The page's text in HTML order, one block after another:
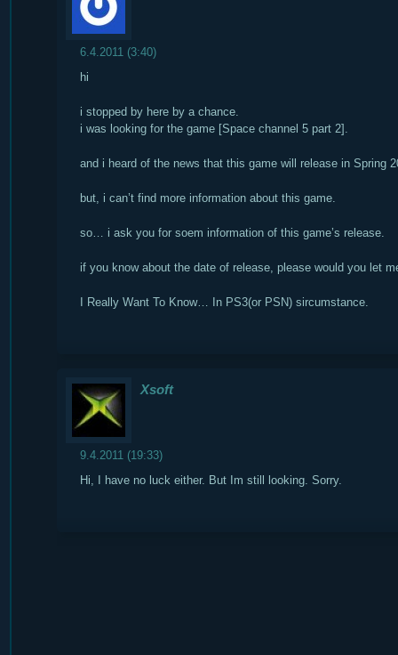
6.4.2011 (3:40)
hi
i stopped by here by a chance.
i was looking for the game [Space channel 5 part 2].
and i heard of the news that this game will release in Spring
but, i can’t find more information about this game.
so… i ask you for soem information of this game’s release.
if you know about the date of release, please would you let
I Really Want To Know… In PS3(or PSN) sircumstance.
Xsoft
9.4.2011 (19:33)
Hi, I have no luck either. But Im still looking. Sorry.